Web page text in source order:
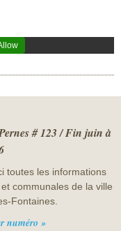
# 123 / Fin juin à
toutes les informations
communales de la ville
Fontaines.
numéro »